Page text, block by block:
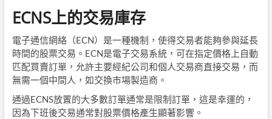
ECNS上的交易庫存
電子通信網絡（ECN）是一種機制，使得交易者能夠參與延長
時間的股票交易。ECN是電子交易系統，可在指定價格上自動
匹配買賣訂單，允許主要經紀公司和個人交易商直接交易，而
無需一個中間人，如交換市場製造商。
通過ECNS放置的大多數訂單通常是限制訂單，這是幸運的，
因為下班後交易通常對股票價格產生顯著影響。